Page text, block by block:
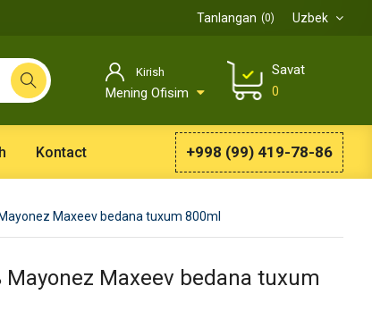
Uzbek
Tanlangan 0
Kirish
Mening Ofisim
Savat
0
Kontact +998 (99) 419-78-86
Mayonez Maxeev bedana tuxum 800ml
Mayonez Maxeev bedana tuxum